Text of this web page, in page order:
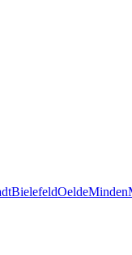
BielefeldOeldeMinden